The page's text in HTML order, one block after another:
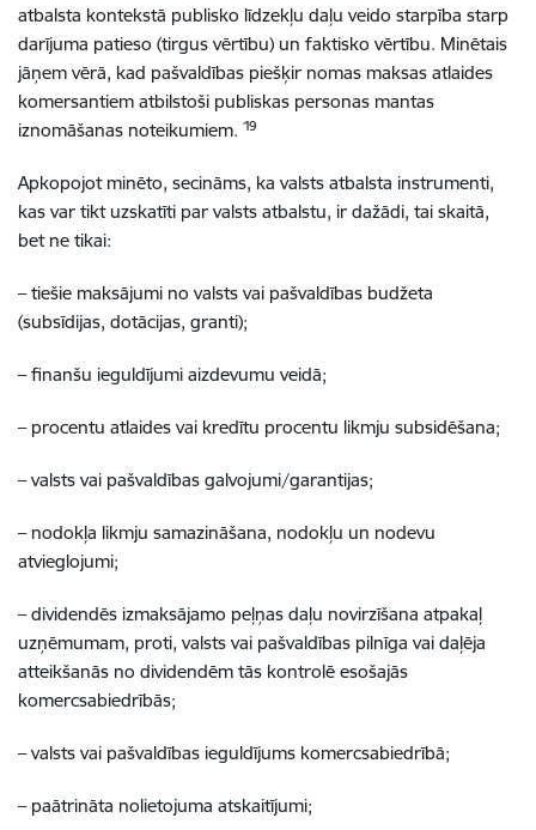
atbalsta kontekstā publisko līdzekļu daļu veido starpība starp
darījuma patieso (tirgus vērtību) un faktisko vērtību. Minētais
jāņem vērā, kad pašvaldības piešķir nomas maksas atlaides
komersantiem atbilstoši publiskas personas mantas
iznomāšanas noteikumiem. 19
Apkopojot minēto, secināms, ka valsts atbalsta instrumenti,
kas var tikt uzskatīti par valsts atbalstu, ir dažādi, tai skaitā,
bet ne tikai:
– tiešie maksājumi no valsts vai pašvaldības budžeta
(subsīdijas, dotācijas, granti);
– finanšu ieguldījumi aizdevumu veidā;
– procentu atlaides vai kredītu procentu likmju subsidēšana;
– valsts vai pašvaldības galvojumi/garantijas;
– nodokļa likmju samazināšana, nodokļu un nodevu
atvieglojumi;
– dividendēs izmaksājamo peļņas daļu novirzīšana atpakaļ
uzņēmumam, proti, valsts vai pašvaldības pilnīga vai daļēja
atteikšanās no dividendēm tās kontrolē esošajās
komercsabiedrībās;
– valsts vai pašvaldības ieguldījums komercsabiedrībā;
– paātrināta nolietojuma atskaitījumi;